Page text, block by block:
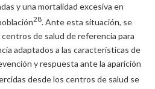
y una mortalidad excesiva en
28. Ante esta situación, se
de salud de referencia para
adaptados a las características de
y respuesta ante la aparición
desde los centros de salud se